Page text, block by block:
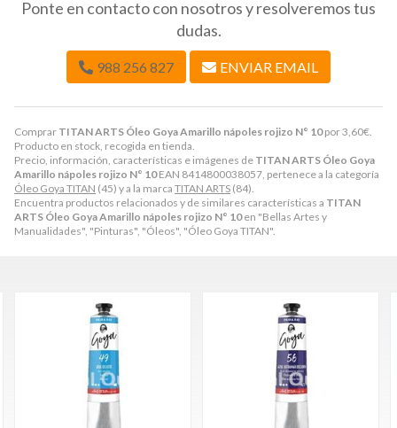
Comprar TITAN ARTS Óleo Goya Amarillo nápoles rojizo N° 10por3,60€.
Producto en stock, recogida en tienda.
Precio, información, características e imágenes de TITAN ARTS Óleo Goya
Amarillo nápoles rojizo N° 10EAN 8414800038057, pertenece a la categoría
Óleo Goya TITAN (45) y a la marca TITAN ARTS (84).
Encuentra productos relacionados y de similares características a TITAN
ARTS Óleo Goya Amarillo nápoles rojizo N° 10en "Bellas Artes y
Manualidades", "Pinturas", "Óleos", "Óleo Goya TITAN".
Ponte en contacto con nosotros y resolveremos tus
dudas.
988 256 827 ENVIAR EMAIL